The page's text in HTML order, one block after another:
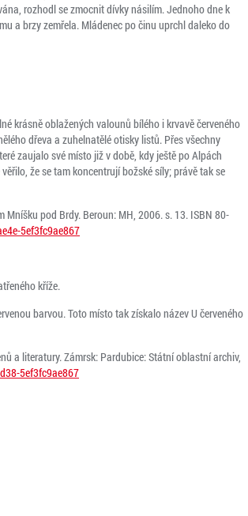
rozhodl se zmocnit dívky násilím. Jednoho dne k
a brzy zemřela. Mládenec po činu uprchl daleko do
krásně oblažených valounů bílého i krvavě červeného
dřeva a zuhelnatělé otisky listů. Přes všechny
zaujalo své místo již v době, kdy ještě po Alpách
že se tam koncentrují božské síly; právě tak se
Mníšku pod Brdy. Beroun: MH, 2006. s. 13. ISBN 80-
5ef3fc9ae867
kříže.
barvou. Toto místo tak získalo název U červeného
a literatury. Zámrsk: Pardubice: Státní oblastní archiv,
5ef3fc9ae867